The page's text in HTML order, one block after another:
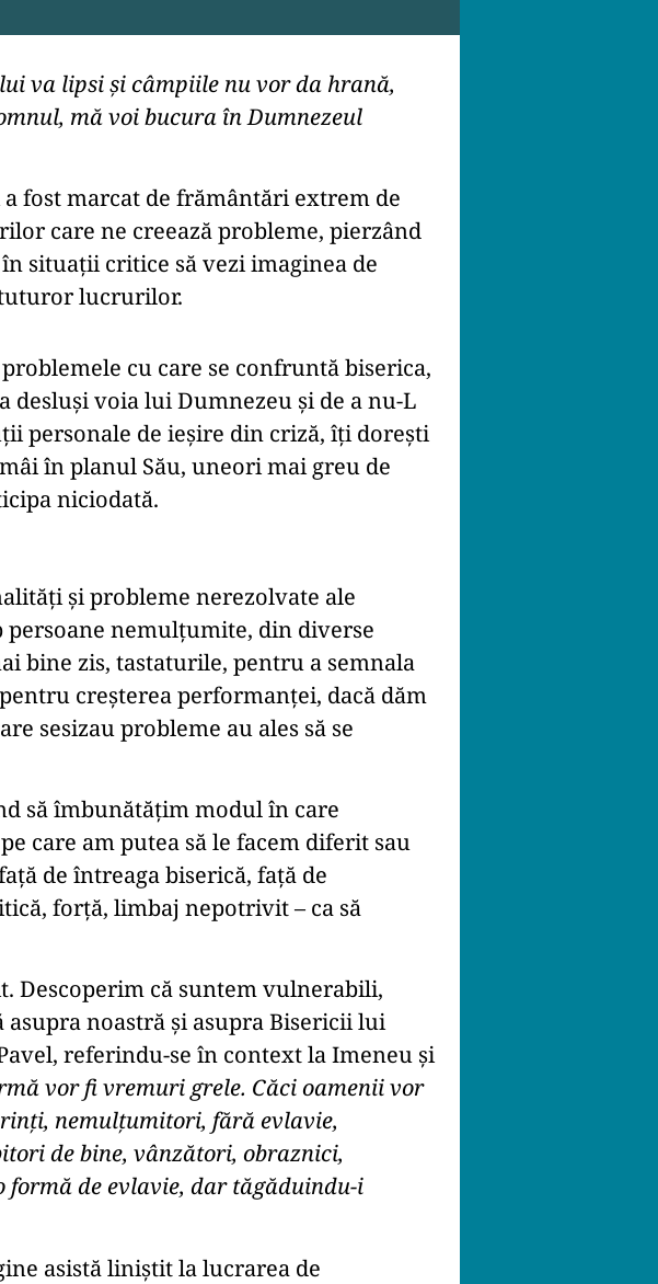
va lipsi şi câmpiile nu vor da hrană,
mă voi bucura în Dumnezeul
fost marcat de frământări extrem de
care ne creează probleme, pierzând
situații critice să vezi imaginea de
tuturor lucrurilor.
cu care se confruntă biserica,
desluși voia lui Dumnezeu și de a nu-L
personale de ieșire din criză, îți dorești
în planul Său, uneori mai greu de
niciodată.
și probleme nerezolvate ale
nemulțumite, din diverse
bine zis, tastaturile, pentru a semnala
creșterea performanței, dacă dăm
sesizau probleme au ales să se
să îmbunătățim modul în care
care am putea să le facem diferit sau
de întreaga biserică, față de
forță, limbaj nepotrivit – ca să
Descoperim că suntem vulnerabili,
noastră și asupra Bisericii lui
referindu-se în context la Imeneu și
vor fi vremuri grele. Căci oamenii vor
nemulţumitori, fără evlavie,
de bine, vânzători, obraznici,
de evlavie, dar tăgăduindu-i
asistă liniștit la lucrarea de